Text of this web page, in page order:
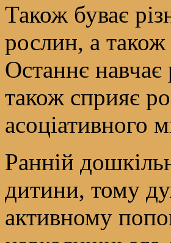
Також буває
рослин, а
Останнє навчає
також сприяє
асоціативного
Ранній
дитини, тому
активному